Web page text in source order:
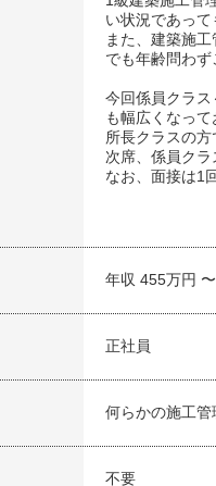
い状況であって
また、建築施
でも年齢問わず
今回係員クラ
も幅広くなって
所長クラスの
次席、係員クラ
なお、面接は1
年収 455万円
正社員
何らかの施工
不要